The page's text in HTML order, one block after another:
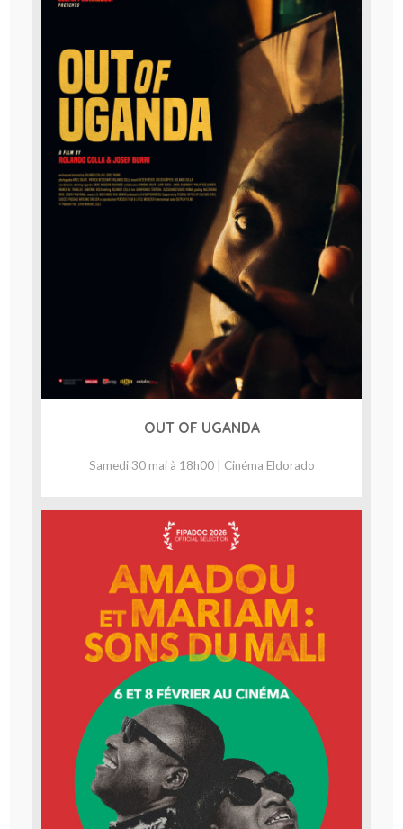
OUT OF UGANDA
Samedi 30 mai à 18h00 | Cinéma Eldorado